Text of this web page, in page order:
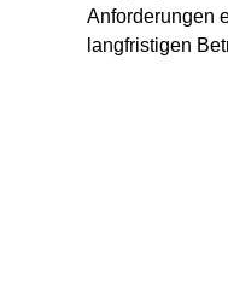
Anforderungen
langfristigen